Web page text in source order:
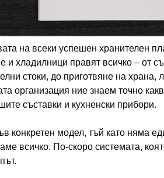
на всеки успешен хранителен
и хладилници правят всичко – от
стоки, до приготвяне на храна,
организация ние знаем точно
съставки и кухненски прибори.
конкретен модел, тъй като няма
всичко. По-скоро системата,